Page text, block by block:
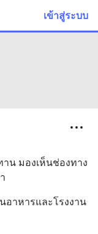
เข้าสู่ระบบ
น มองเห็นช่องทาง
าหารและโรงงาน